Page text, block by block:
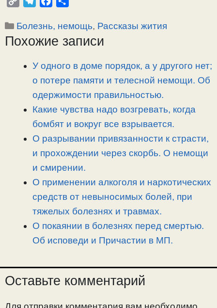
p
y
l
e
r
e
o
п
р
в
Рубрики
Болезнь, немощь, Рассказы жития
Похожие записи
У одного в доме порядок, а у другого нет;
о потере памяти и телесной немощи. Об
одержимости правильностью.
Какие чувства надо возгревать, когда
бомбят и вокруг все взрывается.
О разрывании привязанности к страсти,
и прохождении через скорбь. О немощи
и смирении.
О применении алкоголя и наркотических
средств от невыносимых болей, при
тяжелых болезнях и травмах.
О покаянии в болезнях перед смертью.
Об исповеди и Причастии в МП.
Оставьте комментарий